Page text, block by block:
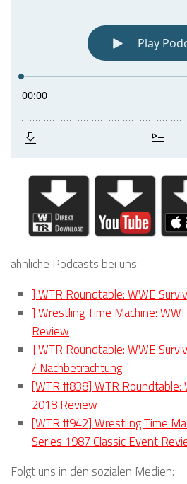
ähnliche Podcasts bei uns:
] WTR Roundtable: WWE
] Wrestling Time Machine:
Review
] WTR Roundtable: WWE
/ Nachbetrachtung
[WTR #838] WTR Roundtable:
2018 Review
[WTR #942] Wrestling Time
Series 1987 Classic Event
Folgt uns in den sozialen Medien: